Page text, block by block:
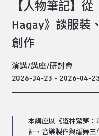
【人物筆記】
Hagay》談服裝
創作
演講/講座/研討會
2026-04-23 - 2026-04-23
本講座以《遊林驚夢：
計、音樂製作與編舞三